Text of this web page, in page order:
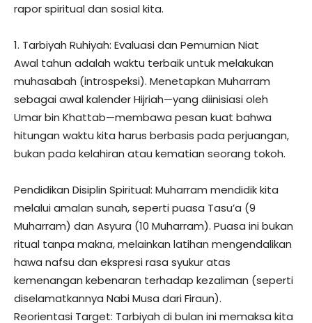
rapor spiritual dan sosial kita.
​1. Tarbiyah Ruhiyah: Evaluasi dan Pemurnian Niat
​Awal tahun adalah waktu terbaik untuk melakukan
muhasabah (introspeksi). Menetapkan Muharram
sebagai awal kalender Hijriah—yang diinisiasi oleh
Umar bin Khattab—membawa pesan kuat bahwa
hitungan waktu kita harus berbasis pada perjuangan,
bukan pada kelahiran atau kematian seorang tokoh.
​Pendidikan Disiplin Spiritual: Muharram mendidik kita
melalui amalan sunah, seperti puasa Tasu’a (9
Muharram) dan Asyura (10 Muharram). Puasa ini bukan
ritual tanpa makna, melainkan latihan mengendalikan
hawa nafsu dan ekspresi rasa syukur atas
kemenangan kebenaran terhadap kezaliman (seperti
diselamatkannya Nabi Musa dari Firaun).
​Reorientasi Target: Tarbiyah di bulan ini memaksa kita